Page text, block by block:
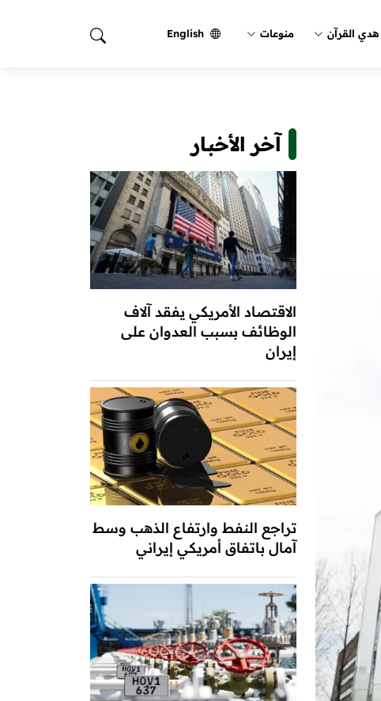
القرآن منوعات English
آخر الأخبار
الاقتصاد الأمريكي يفقد آلاف
الوظائف بسبب العدوان على
إيران
تراجع النفط وارتفاع الذهب وسط
آمال باتفاق أمريكي إيراني